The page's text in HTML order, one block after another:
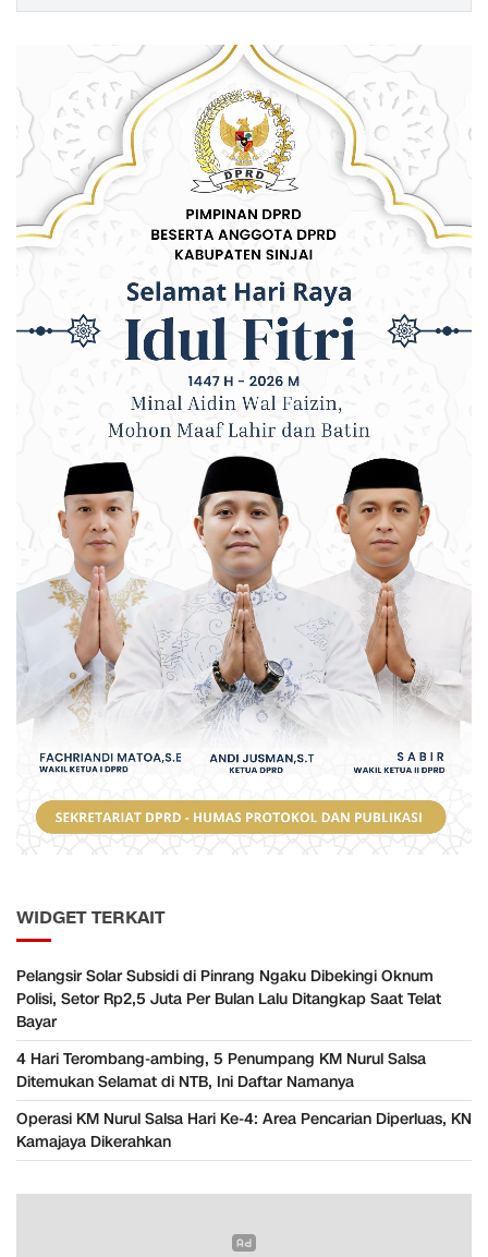
WIDGET TERKAIT
Pelangsir Solar Subsidi di Pinrang Ngaku Dibekingi Oknum
Polisi, Setor Rp2,5 Juta Per Bulan Lalu Ditangkap Saat Telat
Bayar
​4 Hari Terombang-ambing, 5 Penumpang KM Nurul Salsa
Ditemukan Selamat di NTB, Ini Daftar Namanya
Operasi KM Nurul Salsa Hari Ke-4: Area Pencarian Diperluas, KN
Kamajaya Dikerahkan